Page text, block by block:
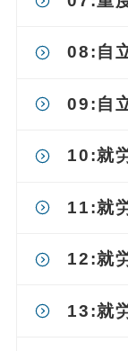
08:自
09:自
10:就
11:就
12:就
13:就